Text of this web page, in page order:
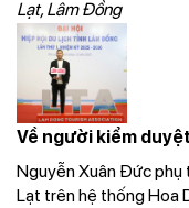
Lạt, Lâm Đồng
Về người kiểm
Nguyễn Xuân Đức phụ
Lạt trên hệ thống Hoa